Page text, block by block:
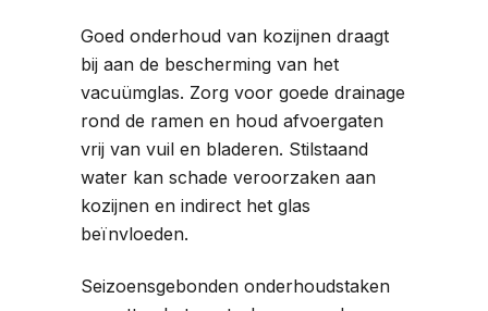
Goed onderhoud van kozijnen draagt
bij aan de bescherming van het
vacuümglas. Zorg voor goede drainage
rond de ramen en houd afvoergaten
vrij van vuil en bladeren. Stilstaand
water kan schade veroorzaken aan
kozijnen en indirect het glas
beïnvloeden.
Seizoensgebonden onderhoudstaken